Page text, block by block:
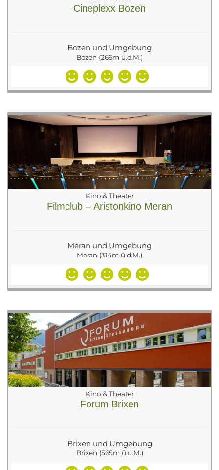
Cineplexx Bozen
Bozen und Umgebung
Bozen (266m ü.d.M.)
Kino & Theater
Filmclub – Aristonkino Meran
Meran und Umgebung
Meran (314m ü.d.M.)
Kino & Theater
Forum Brixen
Brixen und Umgebung
Brixen (565m ü.d.M.)